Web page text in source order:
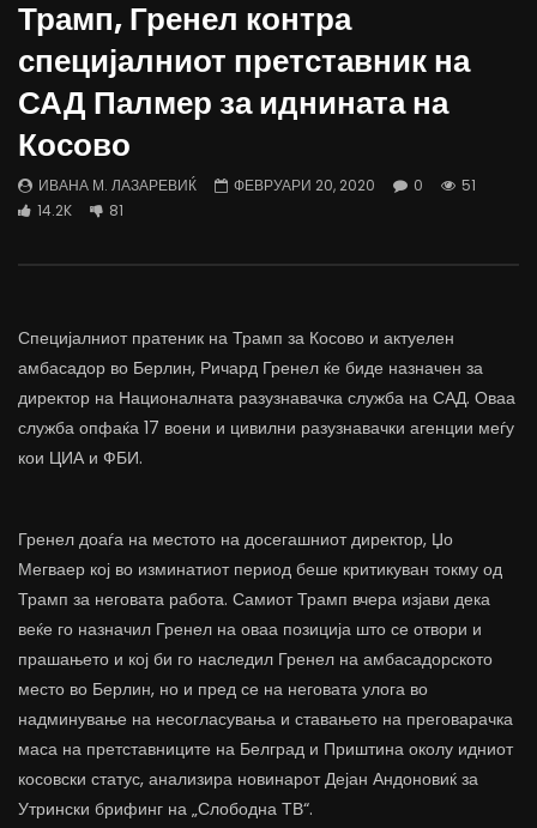
Д-р Беговиќ: Обуката на лекарите
трае предолго за да дозволиме лесно
да го губиме стручниот кадар
ДАМЈАН ВАРОШЛИЈА
ЈУНИ 30, 2022
флексибилна држава
ДАМЈАН ВАРОШЛИЈА
Трамп, Гренел контра
специјалниот претставник на
САД Палмер за иднината на
Косово
ИВАНА М. ЛАЗАРЕВИЌ ФЕВРУАРИ 20, 2020 0
51
14.2K
81
Специјалниот пратеник на Трамп за Косово и актуелен
амбасадор во Берлин, Ричард Гренел ќе биде назначен за
директор на Националната разузнавачка служба на САД. Оваа
служба опфаќа 17 воени и цивилни разузнавачки агенции меѓу
кои ЦИА и ФБИ.
Гренел доаѓа на местото на досегашниот директор, Џо
Мегваер кој во изминатиот период беше критикуван токму од
Трамп за неговата работа. Самиот Трамп вчера изјави дека
веќе го назначил Гренел на оваа позиција што се отвори и
прашањето и кој би го наследил Гренел на амбасадорското
место во Берлин, но и пред се на неговата улога во
надминување на несогласувања и ставањето на преговарачка
маса на претставниците на Белград и Приштина околу идниот
косовски статус, анализира новинарот Дејан Андоновиќ за
Утрински брифинг на „Слободна ТВ“.